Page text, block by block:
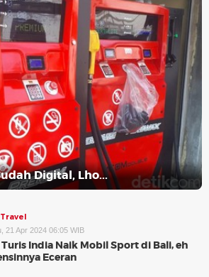
Digital, Lho...
21 Apr 2024 06:05 WIB
India Naik Mobil Sport di Bali, eh
Eceran